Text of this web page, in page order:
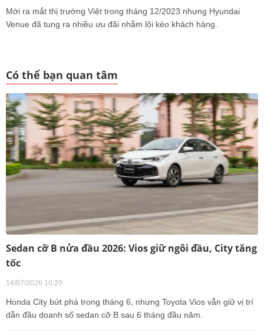
Mới ra mắt thị trường Việt trong tháng 12/2023 nhưng Hyundai
Venue đã tung ra nhiều ưu đãi nhằm lôi kéo khách hàng.
Có thể bạn quan tâm
Sedan cỡ B nửa đầu 2026: Vios giữ ngôi đầu, City tăng
tốc
14/07/2026 10:20
Honda City bứt phá trong tháng 6, nhưng Toyota Vios vẫn giữ vị trí
dẫn đầu doanh số sedan cỡ B sau 6 tháng đầu năm.